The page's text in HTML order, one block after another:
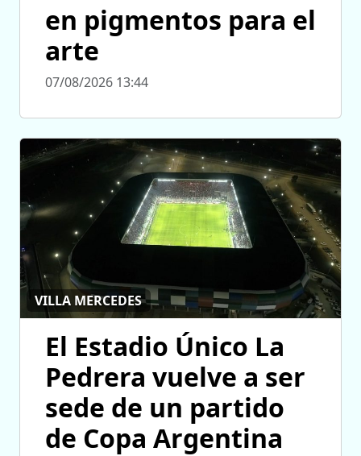
en pigmentos para el
arte
07/08/2026 13:44
VILLA MERCEDES
El Estadio Único La
Pedrera vuelve a ser
sede de un partido
de Copa Argentina